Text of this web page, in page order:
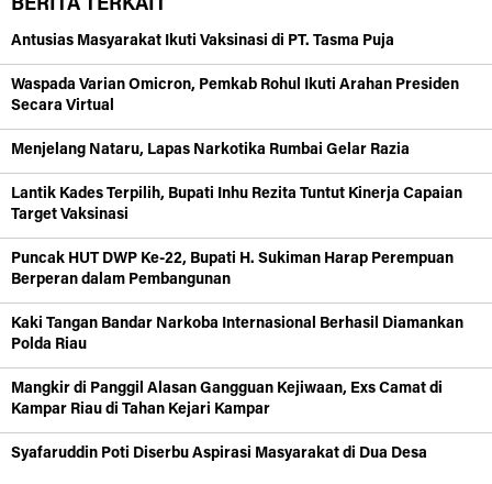
BERITA TERKAIT
Antusias Masyarakat Ikuti Vaksinasi di PT. Tasma Puja
Waspada Varian Omicron, Pemkab Rohul Ikuti Arahan Presiden
Secara Virtual
Menjelang Nataru, Lapas Narkotika Rumbai Gelar Razia
Lantik Kades Terpilih, Bupati Inhu Rezita Tuntut Kinerja Capaian
Target Vaksinasi
Puncak HUT DWP Ke-22, Bupati H. Sukiman Harap Perempuan
Berperan dalam Pembangunan
Kaki Tangan Bandar Narkoba Internasional Berhasil Diamankan
Polda Riau
Mangkir di Panggil Alasan Gangguan Kejiwaan, Exs Camat di
Kampar Riau di Tahan Kejari Kampar
Syafaruddin Poti Diserbu Aspirasi Masyarakat di Dua Desa